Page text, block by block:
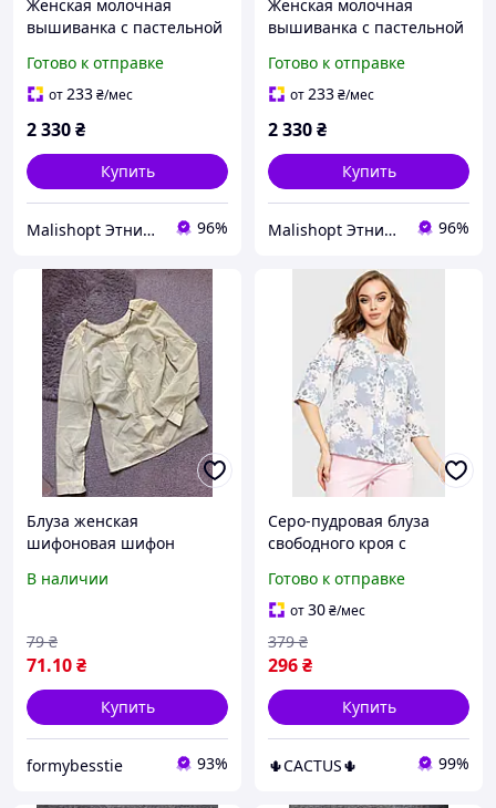
Женская молочная
вышиванка с пастельной
голубых и коричневых
тонах, L
Готово к отправке
от233₴/мес
2 330₴
Купить
Malishopt Этническая одежда и головные уборы, все для крещения 96%
Женская молочная
вышиванка с пастельной
голубых и коричневых
тонах, XL
Готово к отправке
от233₴/мес
2 330₴
Купить
Malishopt Этническая одежда и головные уборы, все для крещения 96%
Блуза женская
шифоновая шифон
рукавом блузка
В наличии
71.10₴
79 ₴
Купить
formybesstie 93%
Серо-пудровая блуза
свободного кроя с
завязками на V-образном
вырезе
Готово к отправке
от30₴/мес
296₴
379 ₴
Купить
🌵CACTUS🌵 99%